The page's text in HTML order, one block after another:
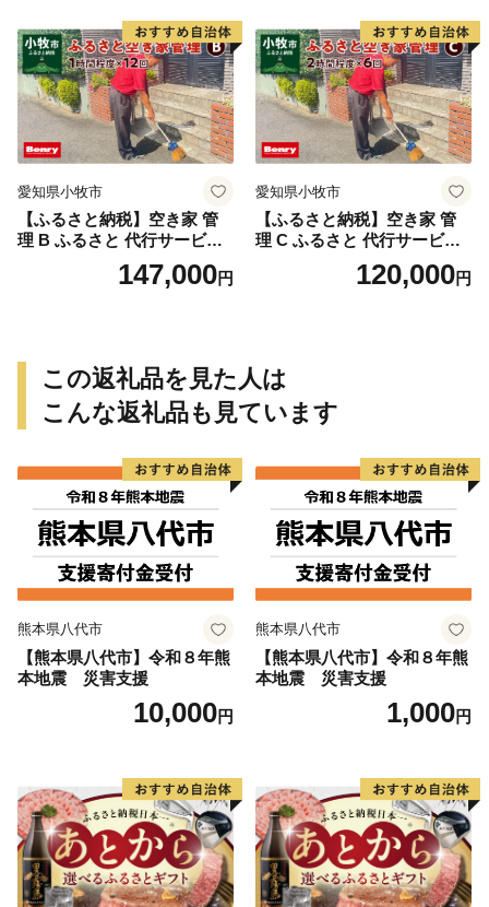
小牧味岡店 愛知県 小牧市
ック チラシ 回収 廃棄 提案
助言 愛知県 小牧市
愛知県小牧市
【ふるさと納税】空き家 管
理 B ふるさと 代行サービス
1時間 程度 × 12回 建物 外部
状況 確認 2ヶ月に1回 雨漏り
助言 愛知県 小牧市
147,000円
愛知県小牧市
【ふるさと納税】空き家 管
理 C ふるさと 代行サービス
2時間 程度 × 6回 建物 外部
状況 確認 2ヶ月に1回 雨漏り
助言 愛知県 小牧市
120,000円
この返礼品を見た人は
こんな返礼品も見ています
熊本県八代市
【熊本県八代市】令和８年熊
本地震 災害支援
10,000円
熊本県八代市
【熊本県八代市】令和８年熊
本地震 災害支援
1,000円